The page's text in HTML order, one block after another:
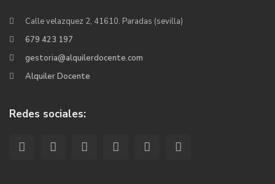
Calle velazquez 2, 41610. Paradas (sevilla)
679 423 197
gestoria@alquilerdocente.com
Alquiler Docente
Redes sociales: